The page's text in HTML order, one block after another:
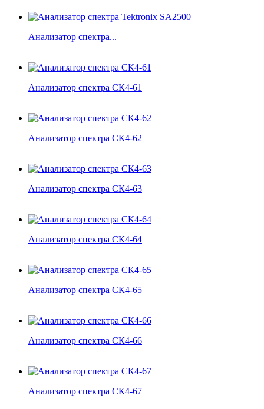
Анализатор спектра...
Анализатор спектра СК4-61
Анализатор спектра СК4-62
Анализатор спектра СК4-63
Анализатор спектра СК4-64
Анализатор спектра СК4-65
Анализатор спектра СК4-66
Анализатор спектра СК4-67